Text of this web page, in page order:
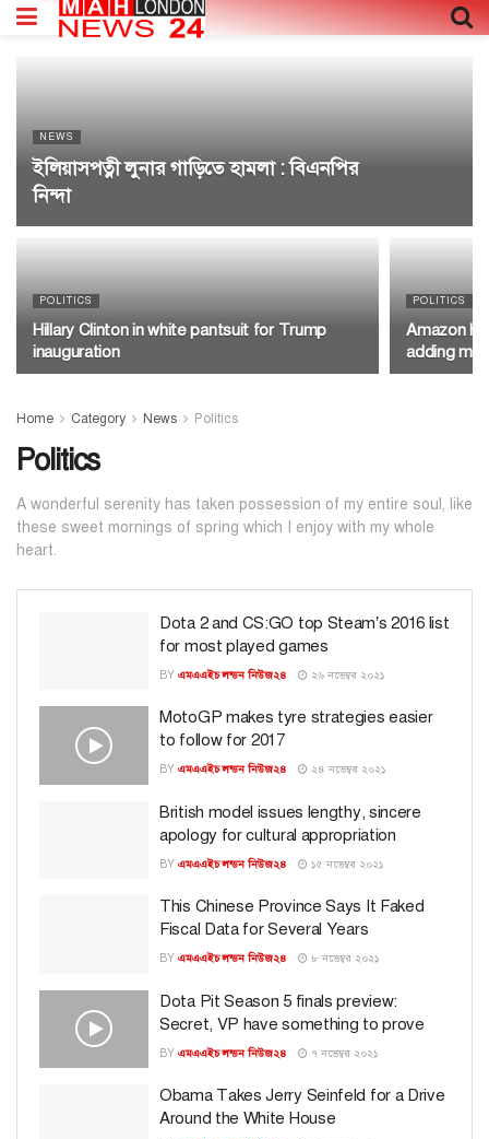
NEWS
ইলিয়াসপত্নী লুনার গাড়িতে হামলা : বিএনপির
নিন্দা
POLITICS
Hillary Clinton in white pantsuit for Trump
inauguration
POLITICS
Amazon
adding
Home Category News Politics
Politics
A wonderful serenity has taken possession of my entire soul, like
these sweet mornings of spring which I enjoy with my whole
heart.
Dota 2 and CS:GO top Steam’s 2016 list
for most played games
BY এমএএইচ লন্ডন নিউজ২৪ ২৬ নভেম্বর ২০২১
MotoGP makes tyre strategies easier
to follow for 2017
BY এমএএইচ লন্ডন নিউজ২৪ ২৪ নভেম্বর ২০২১
British model issues lengthy, sincere
apology for cultural appropriation
BY এমএএইচ লন্ডন নিউজ২৪ ১৫ নভেম্বর ২০২১
This Chinese Province Says It Faked
Fiscal Data for Several Years
BY এমএএইচ লন্ডন নিউজ২৪ ৮ নভেম্বর ২০২১
Dota Pit Season 5 finals preview:
Secret, VP have something to prove
BY এমএএইচ লন্ডন নিউজ২৪ ৭ নভেম্বর ২০২১
Obama Takes Jerry Seinfeld for a Drive
Around the White House